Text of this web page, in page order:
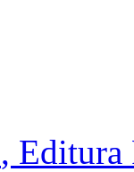
, Editura